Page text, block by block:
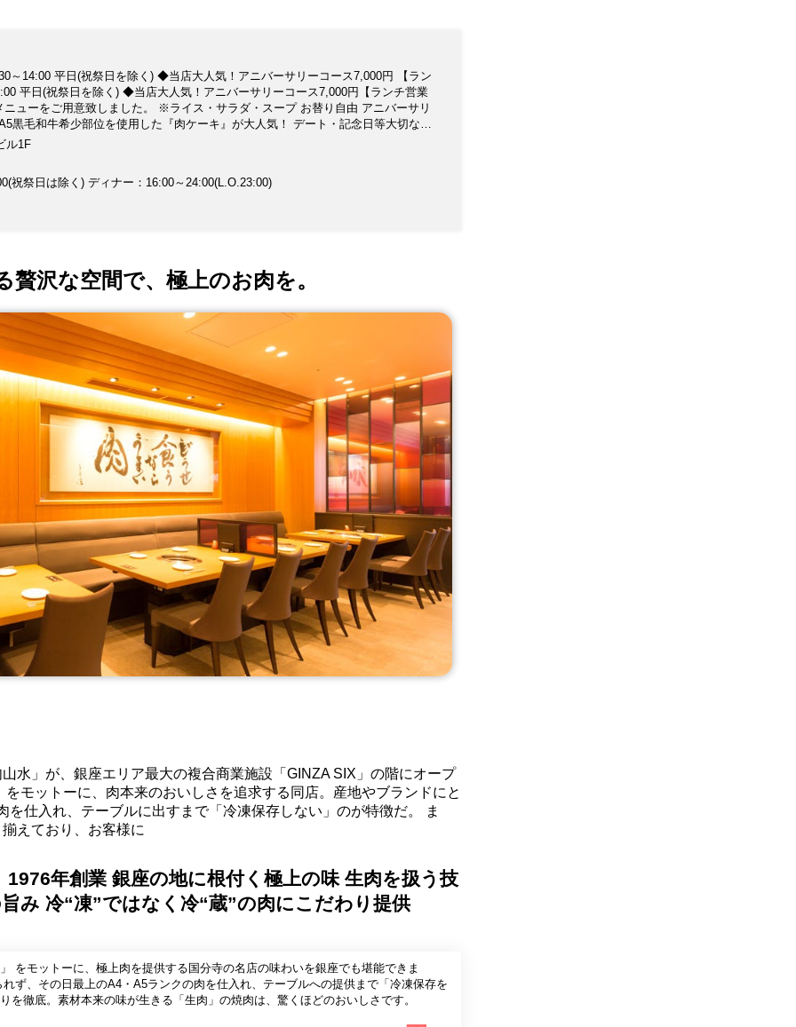
～14:00 平日(祝祭日を除く) ◆当店大人気！アニバーサリーコース7,000円 【ラン
平日(祝祭日を除く) ◆当店大人気！アニバーサリーコース7,000円【ランチ営業
ーをご用意致しました。 ※ライス・サラダ・スープ お替り自由 アニバーサリ
黒毛和牛希少部位を使用した『肉ケーキ』が大人気！ デート・記念日等大切な日
肉 厳選された美味しいワインをリーズナブルな価格でご用意しております。 是
ル1F
月～金 ランチ：11:30～14:00(祝祭日は除く) ディナー：16:00～24:00(L.O.23:00)
沢な空間で、極上のお肉を。
水」が、銀座エリア最大の複合商業施設「GINZA SIX」の階にオープ
モットーに、肉本来のおいしさを追求する同店。産地やブランドにと
仕入れ、テーブルに出すまで「冷凍保存しない」のが特徴だ。 ま
えており、お客様に
年創業 銀座の地に根付く極上の味 生肉を扱う技
み 冷“凍”ではなく冷“蔵”の肉にこだわり提供
をモットーに、極上肉を提供する国分寺の名店の味わいを銀座でも堪能できま
ず、その日最上のA4・A5ランクの肉を仕入れ、テーブルへの提供まで「冷凍保存を
を徹底。素材本来の味が生きる「生肉」の焼肉は、驚くほどのおいしさです。